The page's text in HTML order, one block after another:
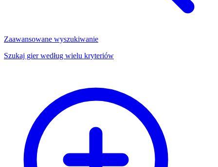
Zaawansowane wyszukiwanie
Szukaj gier według wielu kryteriów